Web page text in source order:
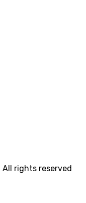
rights reserved